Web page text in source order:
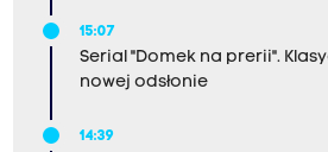
15:07
Serial "Domek na prerii".
nowej odsłonie
14:39